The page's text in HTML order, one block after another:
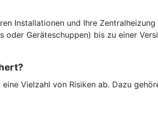
Installationen und Ihre Zentralheizung
oder Geräteschuppen) bis zu einer
Vielzahl von Risiken ab. Dazu